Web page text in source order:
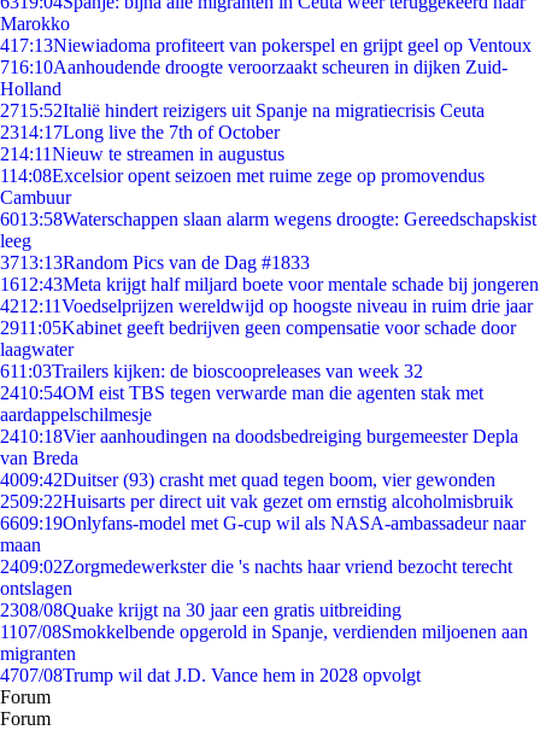
Marokko
417:13Niewiadoma profiteert van pokerspel en grijpt geel op Ventoux
716:10Aanhoudende droogte veroorzaakt scheuren in dijken Zuid-
Holland
2715:52Italië hindert reizigers uit Spanje na migratiecrisis Ceuta
2314:17Long live the 7th of October
214:11Nieuw te streamen in augustus
114:08Excelsior opent seizoen met ruime zege op promovendus
Cambuur
6013:58Waterschappen slaan alarm wegens droogte: Gereedschapskist
leeg
3713:13Random Pics van de Dag #1833
1612:43Meta krijgt half miljard boete voor mentale schade bij jongeren
4212:11Voedselprijzen wereldwijd op hoogste niveau in ruim drie jaar
2911:05Kabinet geeft bedrijven geen compensatie voor schade door
laagwater
611:03Trailers kijken: de bioscoopreleases van week 32
2410:54OM eist TBS tegen verwarde man die agenten stak met
aardappelschilmesje
2410:18Vier aanhoudingen na doodsbedreiging burgemeester Depla
van Breda
4009:42Duitser (93) crasht met quad tegen boom, vier gewonden
2509:22Huisarts per direct uit vak gezet om ernstig alcoholmisbruik
6609:19Onlyfans-model met G-cup wil als NASA-ambassadeur naar
maan
2409:02Zorgmedewerkster die 's nachts haar vriend bezocht terecht
ontslagen
2308/08Quake krijgt na 30 jaar een gratis uitbreiding
1107/08Smokkelbende opgerold in Spanje, verdienden miljoenen aan
migranten
4707/08Trump wil dat J.D. Vance hem in 2028 opvolgt
Forum
Forum